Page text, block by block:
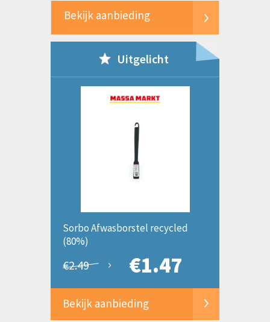
Bekijk aanbieding
Uitgelicht
Sorbo Afwasborstel recycled
(80%)
€2.49 €1.47
Bekijk aanbieding